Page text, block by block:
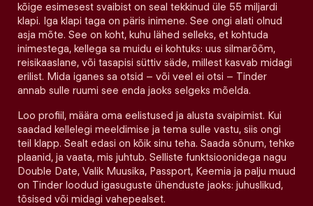
kõige esimesest svaibist on seal tekkinud üle 55 miljardi
klapi. Iga klapi taga on päris inimene. See ongi alati olnud
asja mõte. See on koht, kuhu lähed selleks, et kohtuda
inimestega, kellega sa muidu ei kohtuks: uus silmarõõm,
reisikaaslane, või tasapisi süttiv säde, millest kasvab midagi
erilist. Mida iganes sa otsid – või veel ei otsi – Tinder
annab sulle ruumi see enda jaoks selgeks mõelda.
Loo profiil, määra oma eelistused ja alusta svaipimist. Kui
saadad kellelegi meeldimise ja tema sulle vastu, siis ongi
teil klapp. Sealt edasi on kõik sinu teha. Saada sõnum, tehke
plaanid, ja vaata, mis juhtub. Selliste funktsioonidega nagu
Double Date, Valik Muusika, Passport, Keemia ja palju muud
on Tinder loodud igasuguste ühenduste jaoks: juhuslikud,
tõsised või midagi vahepealset.